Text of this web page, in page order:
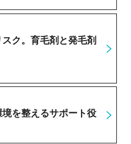
ク。育毛剤と発毛剤
を整えるサポート役